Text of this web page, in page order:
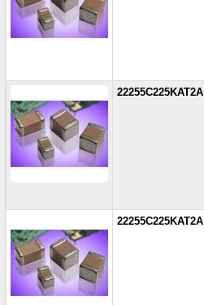
22255C225KAT2A
22255C225KAT2A